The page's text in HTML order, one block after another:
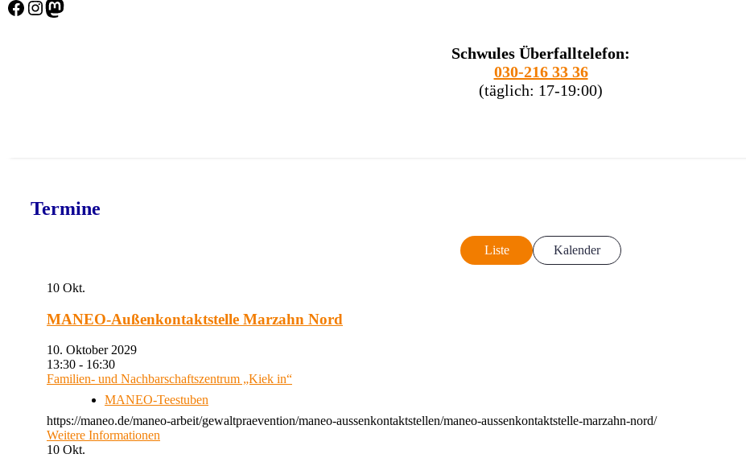
Facebook Instagram Mastodon
Schwules Überfalltelefon:
030-216 33 36
(täglich: 17-19:00)
Termine
Liste Kalender
10 Okt.
MANEO-Außenkontaktstelle Marzahn Nord
10. Oktober 2029
13:30 - 16:30
Familien- und Nachbarschaftszentrum „Kiek in“
MANEO-Teestuben
https://maneo.de/maneo-arbeit/gewaltpraevention/maneo-aussenkontaktstellen/maneo-aussenkontaktstelle-marzahn-nord/
Weitere Informationen
10 Okt.